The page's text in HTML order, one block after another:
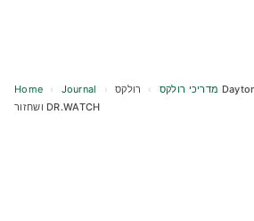
Home › Journal › מדריכי רולקס ›
רולקס Daytona 6263: מדריך מלא 2026
ושחזור DR.WATCH